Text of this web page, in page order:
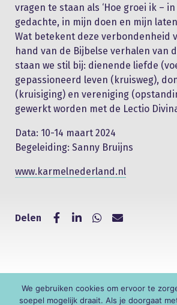
vragen te staan als ‘Hoe groei ik –
gedachte, in mijn doen en mijn
Wat betekent deze verbondenheid
hand van de Bijbelse verhalen van
staan we stil bij: dienende liefde
gepassioneerd leven (kruisweg),
(kruisiging) en vereniging
gewerkt worden met de Lectio
Data: 10-14 maart 2024
Begeleiding: Sanny Bruijns
www.karmelnederland.nl
Delen
© KNR
We gebruiken cookies om ervoor te
soepel mogelijk draait. Als je doorgaat